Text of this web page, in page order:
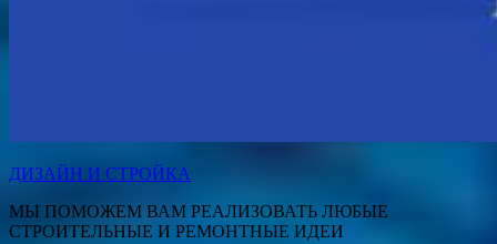
ДИЗАЙН И СТРОЙКА
МЫ ПОМОЖЕМ ВАМ РЕАЛИЗОВАТЬ ЛЮБЫЕ
СТРОИТЕЛЬНЫЕ И РЕМОНТНЫЕ ИДЕИ